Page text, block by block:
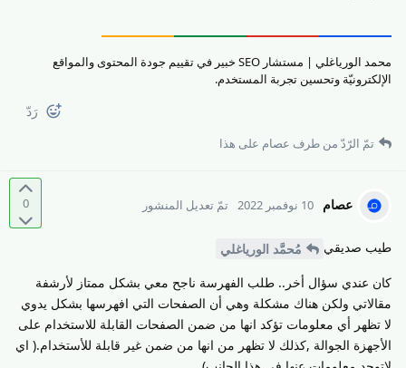
محمد الورياغلي | مستشار SEO خبير في تقييم جودة المحتوى والمواقع
الإلكترونيّة وتحسين تجربة المستخدم.
رَدّ
تمّ الرّدّ من طرف عصام على هذا
0 عصام 10 نوفمبر 2022 تمّ تعديل المنشور
طيب صديقي
مُحمَّد الورياغلي
كان عندي سؤال أخر.. طلب الفهرسة ناجح معي بشكل ممتاز لأرشفة
مقالاتي ولكن هناك مشكلة وهي أن الصفحات التي افهرسها بشكل يدوي
لا تظهر أي معلومات تؤكد انها من ضمن الصفحات القابلة للاستخدام على
الأجهزة الجوالة ,كذلك لا تظهر من انها من ضمن غير قابلة للأستخدام.( اي